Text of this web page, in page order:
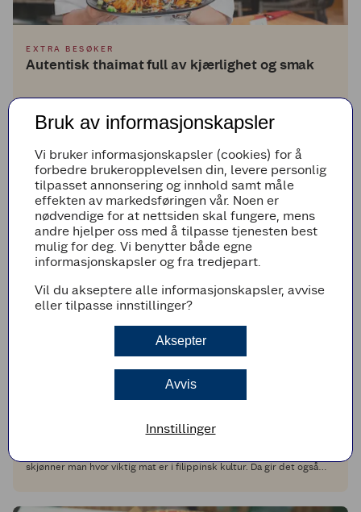
EXTRA BESØKER
Autentisk thaimat full av kjærlighet og smak
Hun startet på markedet i Bangkok som seksåring. Nå, 57 år senere,
gleder hun Oslos befolkning med ekte thaimat på restauranten Nam
Smaken av Filippinene – midt i Oslo sentrum
skjønner man hvor viktig mat er i filippinsk kultur. Da gir det også
Bruk av informasjonskapsler
Vi bruker informasjonskapsler (cookies) for å
forbedre brukeropplevelsen din, levere personlig
tilpasset annonsering og innhold samt måle
effekten av markedsføringen vår. Noen er
nødvendige for at nettsiden skal fungere, mens
andre hjelper oss med å tilpasse tjenesten best
mulig for deg. Vi benytter både egne
informasjonskapsler og fra tredjepart.
Vil du akseptere alle informasjonskapsler, avvise
eller tilpasse innstillinger?
Aksepter
Avvis
Innstillinger